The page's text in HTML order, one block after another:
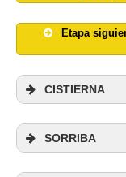
Etapa
CISTIERNA
SORRIBA